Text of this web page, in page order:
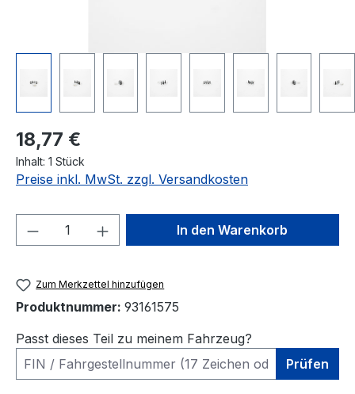
Regulärer Preis:
18,77 €
Inhalt: 1 Stück
Preise inkl. MwSt. zzgl. Versandkosten
Produkt Anzahl: Gib denIn den Warenkorb
Zum Merkzettel hinzufügen
Produktnummer: 93161575
Passt dieses Teil zu meinem Fahrzeug?
Prüfen